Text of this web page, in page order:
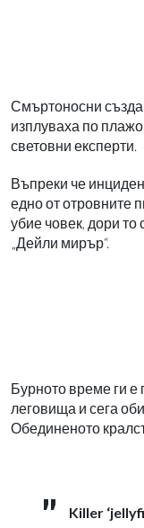
Смъртоносни
изплуваха по
световни експерти.
Въпреки че
едно от отровните
убие човек, дори
„Дейли мирър“.
Бурното време ги е
леговища и сега
Обединеното
Killer